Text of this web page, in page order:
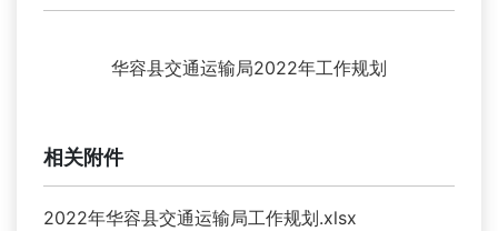
华容县交通运输局2022年工作规划
相关附件
2022年华容县交通运输局工作规划.xlsx